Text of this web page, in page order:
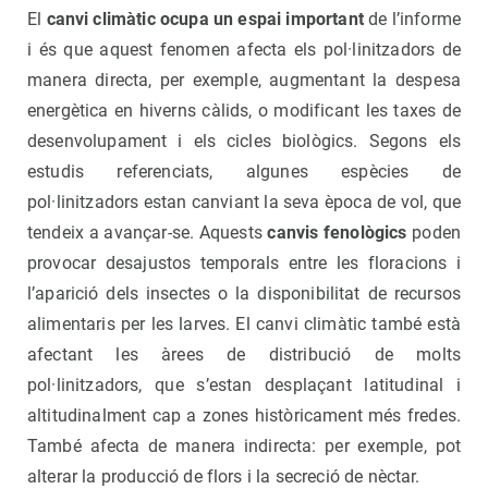
El canvi climàtic ocupa un espai importantde l’informe
i és que aquest fenomen afecta els pol·linitzadors de
manera directa, per exemple, augmentant la despesa
energètica en hiverns càlids, o modificant les taxes de
desenvolupament i els cicles biològics. Segons els
estudis referenciats, algunes espècies de
pol·linitzadors estan canviant la seva època de vol, que
tendeix a avançar-se. Aquestscanvis fenològics poden
provocar desajustos temporals entre les floracions i
l’aparició dels insectes o la disponibilitat de recursos
alimentaris per les larves. El canvi climàtic també està
afectant les àrees de distribució de molts
pol·linitzadors, que s’estan desplaçant latitudinal i
altitudinalment cap a zones històricament més fredes.
També afecta de manera indirecta: per exemple, pot
alterar la producció de flors i la secreció de nèctar.